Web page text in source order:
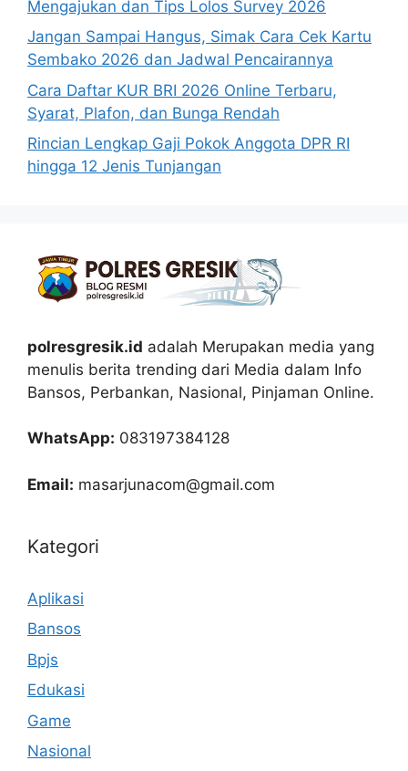
Mengajukan dan Tips Lolos Survey 2026
Jangan Sampai Hangus, Simak Cara Cek Kartu
Sembako 2026 dan Jadwal Pencairannya
Cara Daftar KUR BRI 2026 Online Terbaru,
Syarat, Plafon, dan Bunga Rendah
Rincian Lengkap Gaji Pokok Anggota DPR RI
hingga 12 Jenis Tunjangan
polresgresik.id adalah Merupakan media yang
menulis berita trending dari Media dalam Info
Bansos, Perbankan, Nasional, Pinjaman Online.
WhatsApp: 083197384128
Email: masarjunacom@gmail.com
Kategori
Aplikasi
Bansos
Bpjs
Edukasi
Game
Nasional